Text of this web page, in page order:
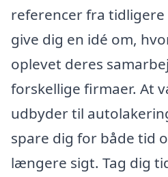
referencer fra tidligere
give dig en idé om,
oplevet deres
forskellige firmaer. At
udbyder til
spare dig for både tid
længere sigt. Tag dig